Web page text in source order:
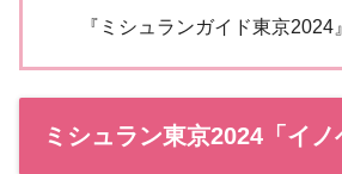
『ミシュランガイド東京
ミシュラン東京2024「イノ